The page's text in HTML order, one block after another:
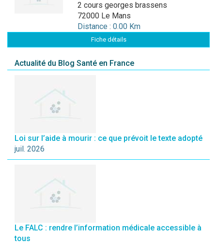
2 cours georges brassens
72000 Le Mans
Distance : 0.00 Km
Fiche détails
Actualité du Blog Santé en France
Loi sur l’aide à mourir : ce que prévoit le texte adopté
juil. 2026
Le FALC : rendre l’information médicale accessible à
tous